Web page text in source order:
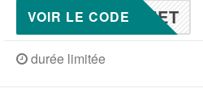
NET
VOIR LE CODE
durée limitée